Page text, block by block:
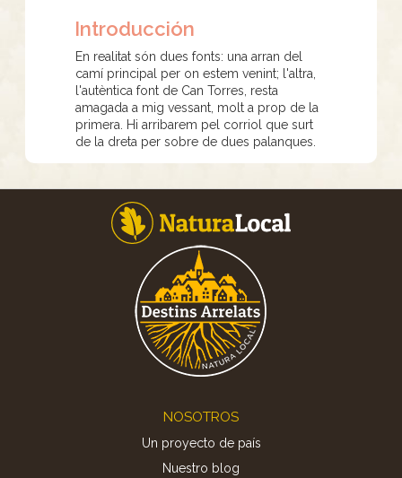
Introducción
En realitat són dues fonts: una arran del
camí principal per on estem venint; l'altra,
l'autèntica font de Can Torres, resta
amagada a mig vessant, molt a prop de la
primera. Hi arribarem pel corriol que surt
de la dreta per sobre de dues palanques.
NOSOTROS
Un proyecto de país
Nuestro blog